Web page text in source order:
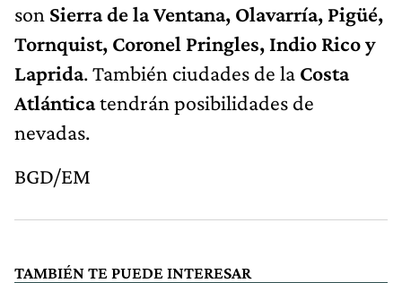
son Sierra de la Ventana, Olavarría, Pigüé,
Tornquist, Coronel Pringles, Indio Rico y
Laprida. También ciudades de la Costa
Atlánticatendrán posibilidades de
nevadas.
BGD/EM
TAMBIÉN TE PUEDE INTERESAR